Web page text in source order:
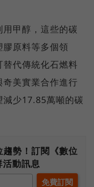
甲醇，這些的碳
原料等多個領
代傳統化石燃料
美實業合作進行
少17.85萬噸的碳
勢！訂閱《數位
動訊息